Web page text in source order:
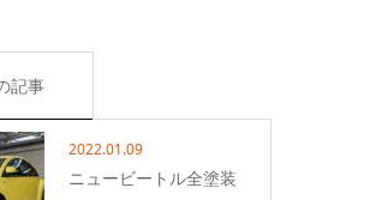
記事
2022.01.09
ニュービートル全塗装